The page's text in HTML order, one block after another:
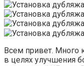
Всем привет. Много
в целях улучшения